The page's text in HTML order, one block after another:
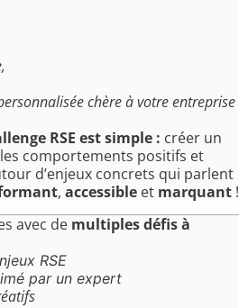
chère à votre entreprise
RSE est simple : créer un
comportements positifs et
d’enjeux concrets qui parlent
, accessible et marquant !
avec de multiples défis à
RSE
par un expert